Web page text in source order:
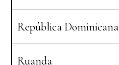
República Dominicana
Ruanda